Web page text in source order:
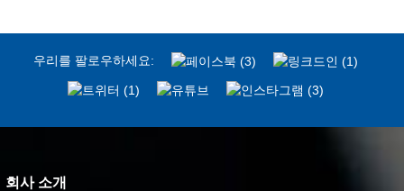
우리를 팔로우하세요:
회사 소개